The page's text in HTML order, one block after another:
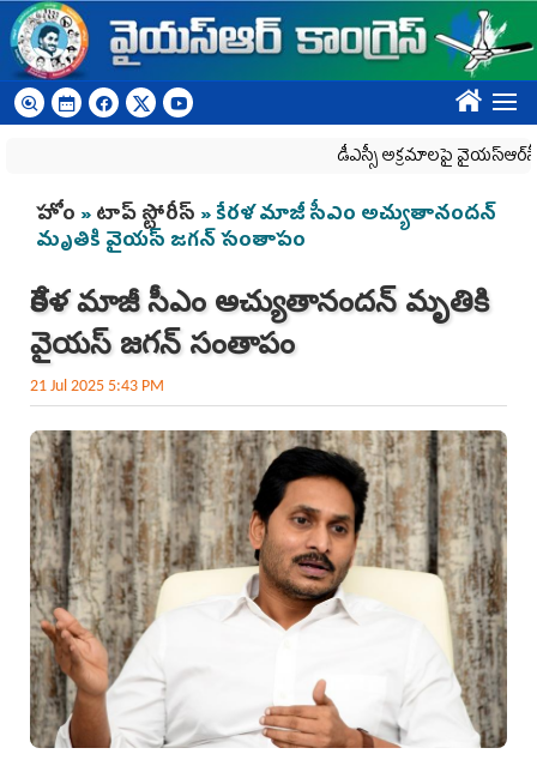
Skip to main content
????
డీఎస్సీ అక్రమాలపై వైయ‌స్ఆర్‌సీపీ
You are here
హోం »టాప్ స్టోరీస్ » కేర‌ళ మాజీ సీఎం అచ్యుతానందన్‌
మృతికి వైయ‌స్ జ‌గ‌న్ సంతాపం
కేర‌ళ మాజీ సీఎం అచ్యుతానందన్‌ మృతికి
వైయ‌స్ జ‌గ‌న్ సంతాపం
21 Jul 2025 5:43 PM